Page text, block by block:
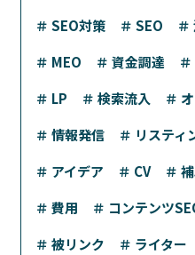
＃ SEO対策
＃ SEO ＃
＃ MEO
＃ 資金調達
＃ LP
＃ 検索流入 ＃
＃ 情報発信
＃ リスティ
＃ アイデア
＃ CV ＃
＃ 費用
＃ コンテンツ
＃ 被リンク
＃ ライター